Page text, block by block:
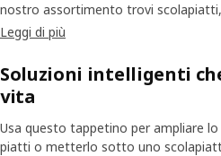
nostro assortimento trovi
portastrofinacci che ti semplificano
Leggi di più
Soluzioni intelligenti
vita
Usa questo tappetino per ampliare
piatti o metterlo sotto uno